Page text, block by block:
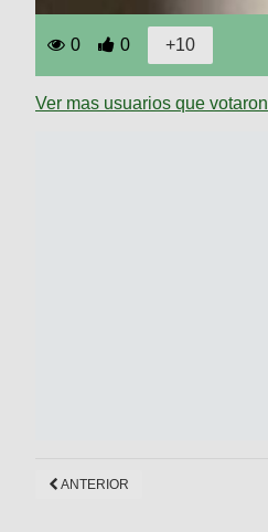
0 0
Ver mas usuarios que votaron
ANTERIOR